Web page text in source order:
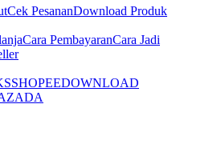
Cek PesananDownload Produk
Cara PembayaranCara Jadi
SHOPEEDOWNLOAD